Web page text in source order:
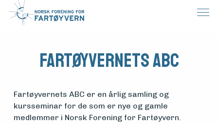
Fartøyvernets ABC
Fartøyvernets ABC er en årlig samling og
kursseminar for de som er nye og gamle
medlemmer i Norsk Forening for Fartøyvern.